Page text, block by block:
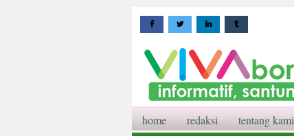
home redaksi tentang kami